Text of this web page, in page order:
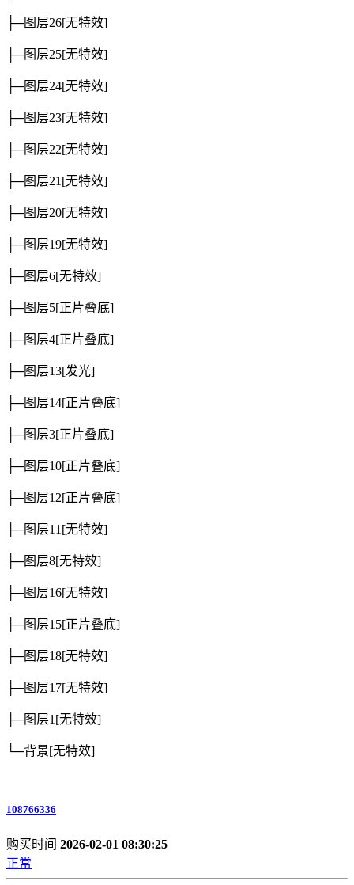
├─图层26[无特效]
├─图层25[无特效]
├─图层24[无特效]
├─图层23[无特效]
├─图层22[无特效]
├─图层21 [无特效]
├─图层20[无特效]
├─图层19[无特效]
├─图层6[无特效]
├─图层5[正片叠底]
├─图层4[正片叠底]
├─图层13[发光]
├─图层14[正片叠底]
├─图层3[正片叠底]
├─图层10[正片叠底]
├─图层12[正片叠底]
├─图层11 [无特效]
├─图层8[无特效]
├─图层16[无特效]
├─图层15[正片叠底]
├─图层18[无特效]
├─图层17[无特效]
├─图层1 [无特效]
└─背景[无特效]
108766336
购买时间 2026-02-01 08:30:25
正常